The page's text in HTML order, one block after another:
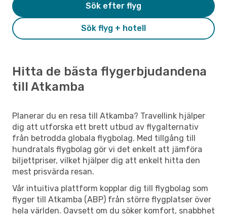
Sök flyg + hotell
Sök efter flyg
Hitta de bästa flygerbjudandena
till Atkamba
Planerar du en resa till Atkamba? Travellink hjälper
dig att utforska ett brett utbud av flygalternativ
från betrodda globala flygbolag. Med tillgång till
hundratals flygbolag gör vi det enkelt att jämföra
biljettpriser, vilket hjälper dig att enkelt hitta den
mest prisvärda resan.
Vår intuitiva plattform kopplar dig till flygbolag som
flyger till Atkamba (ABP) från större flygplatser över
hela världen. Oavsett om du söker komfort, snabbhet